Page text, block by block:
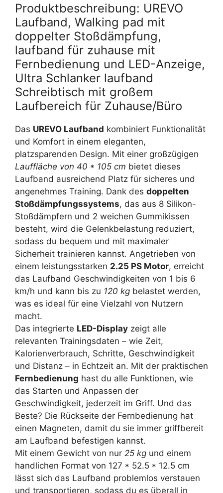
Produktbeschreibung: UREVO
Laufband, Walking pad mit
doppelter Stoßdämpfung,
laufband für zuhause mit
Fernbedienung und LED-Anzeige,
Ultra Schlanker laufband
Schreibtisch mit großem
Laufbereich für Zuhause/Büro
Das UREVO Laufband kombiniert Funktionalität
und Komfort in einem eleganten,
platzsparenden Design. Mit einer großzügigen
Lauffläche von 40 * 105 cm bietet dieses
Laufband ausreichend Platz für sicheres und
angenehmes Training. Dank des doppelten
Stoßdämpfungssystems, das aus 8 Silikon-
Stoßdämpfern und 2 weichen Gummikissen
besteht, wird die Gelenkbelastung reduziert,
sodass du bequem und mit maximaler
Sicherheit trainieren kannst. Angetrieben von
einem leistungsstarken 2.25 PS Motor, erreicht
das Laufband Geschwindigkeiten von 1 bis 6
km/h und kann bis zu 120 kg belastet werden,
was es ideal für eine Vielzahl von Nutzern
macht.
Das integrierte LED-Display zeigt alle
relevanten Trainingsdaten – wie Zeit,
Kalorienverbrauch, Schritte, Geschwindigkeit
und Distanz – in Echtzeit an. Mit der praktischen
Fernbedienung hast du alle Funktionen, wie
das Starten und Anpassen der
Geschwindigkeit, jederzeit im Griff. Und das
Beste? Die Rückseite der Fernbedienung hat
einen Magneten, damit du sie immer griffbereit
am Laufband befestigen kannst.
Mit einem Gewicht von nur 25 kg und einem
handlichen Format von 127 * 52.5 * 12.5 cm
lässt sich das Laufband problemlos verstauen
und transportieren, sodass du es überall in